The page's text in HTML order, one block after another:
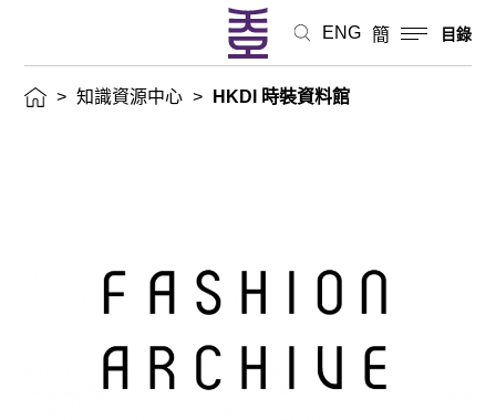
ENG 簡 目錄
> 知識資源中心 > HKDI 時裝資料館